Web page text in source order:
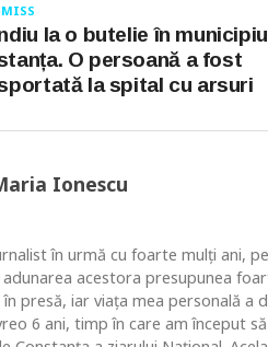
la o butelie în
O persoană a fost
la spital cu arsuri
Ionescu
în urmă cu foarte mulţi ani,
acestora presupunea
în presă, iar viaţa mea personală a
6 ani, timp în care am început